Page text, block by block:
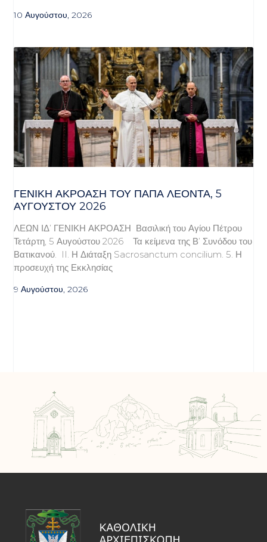
10 Αυγούστου, 2026
ΓΕΝΙΚΉ ΑΚΡΌΑΣΗ ΤΟΥ ΠΆΠΑ ΛΈΟΝΤΑ, 5
ΑΥΓΟΎΣΤΟΥ 2026
ΛΕΩΝ ΙΔ’ ΓΕΝΙΚΗ ΑΚΡΟΑΣΗ Βασιλική του Αγίου Πέτρου
Τετάρτη, 5 Αυγούστου 2026 Τα κείμενα της Β’ Συνόδου του
Βατικανού. II. Η Διάταξη Sacrosanctum concilium. 5. Η
προσευχή της Εκκλησίας
9 Αυγούστου, 2026